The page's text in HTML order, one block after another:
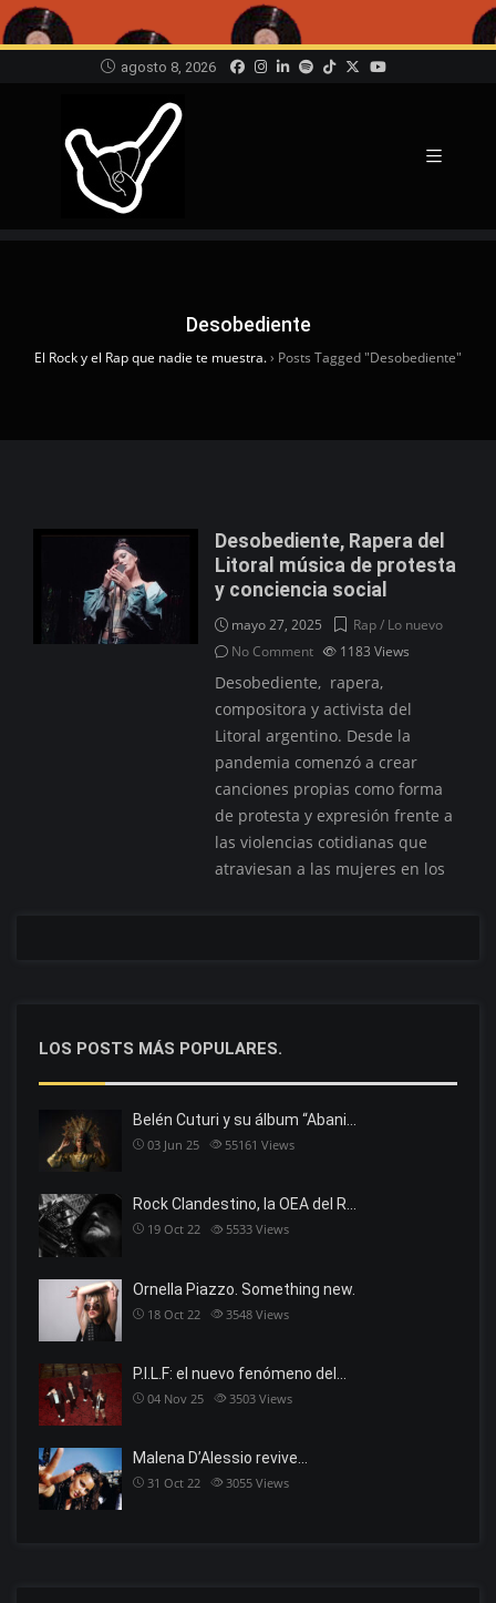
agosto 8, 2026
Desobediente
El Rock y el Rap que nadie te muestra.› Posts Tagged "Desobediente"
Desobediente, Rapera del
Litoral música de protesta
y conciencia social
mayo 27, 2025
Rap / Lo nuevo
No Comment
1183Views
Desobediente, rapera,
compositora y activista del
Litoral argentino. Desde la
pandemia comenzó a crear
canciones propias como forma
de protesta y expresión frente a
las violencias cotidianas que
atraviesan a las mujeres en los
LOS POSTS MÁS POPULARES.
Belén Cuturi y su álbum “Abani…
03 Jun 25 55161 Views
Rock Clandestino, la OEA del R…
19 Oct 22 5533 Views
Ornella Piazzo. Something new.
18 Oct 22 3548 Views
P.I.L.F: el nuevo fenómeno del…
04 Nov 25 3503 Views
Malena D’Alessio revive…
31 Oct 22 3055 Views